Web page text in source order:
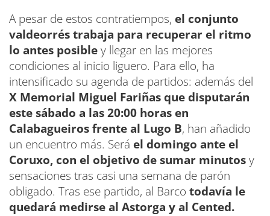
A pesar de estos contratiempos, el conjunto
valdeorrés trabaja para recuperar el ritmo
lo antes posibley llegar en las mejores
condiciones al inicio liguero. Para ello, ha
intensificado su agenda de partidos: además del
X Memorial Miguel Fariñas que disputarán
este sábado a las 20:00 horas en
Calabagueiros frente al Lugo B, han añadido
un encuentro más. Será el domingo ante el
Coruxo, con el objetivo de sumar minutosy
sensaciones tras casi una semana de parón
obligado. Tras ese partido, al Barco todavía le
quedará medirse al Astorga y al Cented.